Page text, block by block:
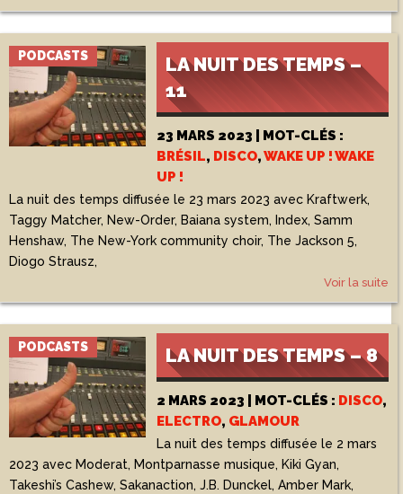
PODCASTS
LA NUIT DES TEMPS –
11
23 MARS 2023 | MOT-CLÉS :
BRÉSIL, DISCO,WAKE UP ! WAKE
UP !
La nuit des temps diffusée le 23 mars 2023 avec Kraftwerk,
Taggy Matcher, New-Order, Baiana system, Index, Samm
Henshaw, The New-York community choir, The Jackson 5,
Diogo Strausz,
Voir la suite
PODCASTS LA NUIT DES TEMPS – 8
2 MARS 2023 | MOT-CLÉS : DISCO,
ELECTRO, GLAMOUR
La nuit des temps diffusée le 2 mars
2023 avec Moderat, Montparnasse musique, Kiki Gyan,
Takeshi’s Cashew, Sakanaction, J.B. Dunckel, Amber Mark,